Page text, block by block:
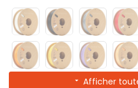
Afficher